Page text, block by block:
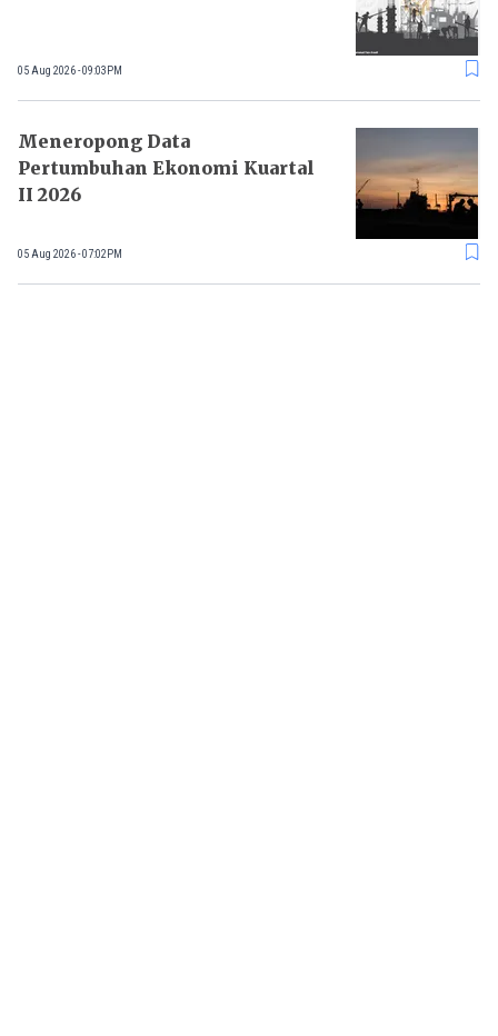
05 Aug 2026 - 09:03PM
Meneropong Data
Pertumbuhan Ekonomi Kuartal
II 2026
05 Aug 2026 - 07:02PM